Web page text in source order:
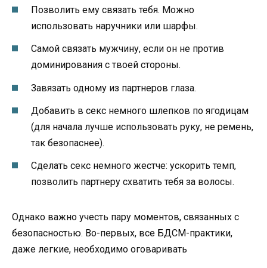
Позволить ему связать тебя. Можно
использовать наручники или шарфы.
Самой связать мужчину, если он не против
доминирования с твоей стороны.
Завязать одному из партнеров глаза.
Добавить в секс немного шлепков по ягодицам
(для начала лучше использовать руку, не ремень,
так безопаснее).
Сделать секс немного жестче: ускорить темп,
позволить партнеру схватить тебя за волосы.
Однако важно учесть пару моментов, связанных с
безопасностью. Во-первых, все БДСМ-практики,
даже легкие, необходимо оговаривать